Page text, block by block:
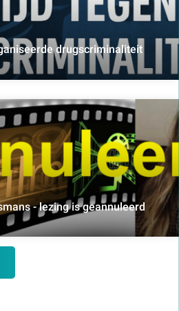
drugscriminaliteit
- lezing is geannuleerd